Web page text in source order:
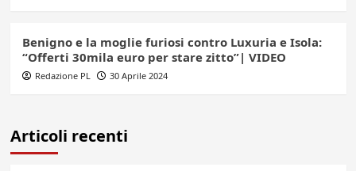
Benigno e la moglie furiosi contro Luxuria e Isola:
“Offerti 30mila euro per stare zitto”| VIDEO
Redazione PL 30 Aprile 2024
Articoli recenti